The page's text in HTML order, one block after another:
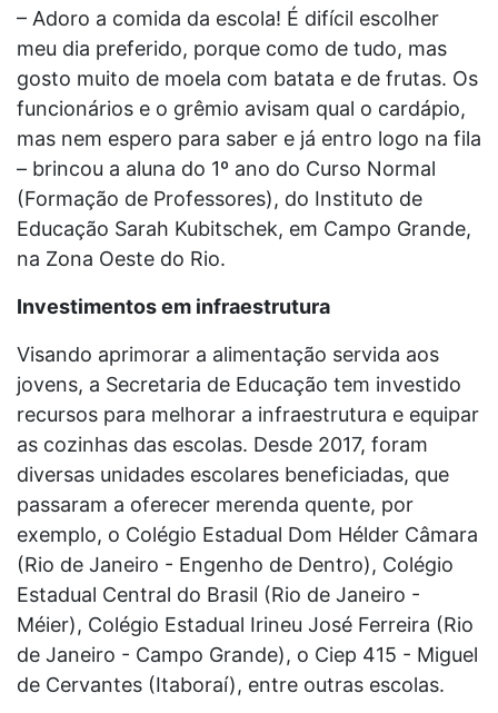
– Adoro a comida da escola! É difícil escolher
meu dia preferido, porque como de tudo, mas
gosto muito de moela com batata e de frutas. Os
funcionários e o grêmio avisam qual o cardápio,
mas nem espero para saber e já entro logo na fila
– brincou a aluna do 1º ano do Curso Normal
(Formação de Professores), do Instituto de
Educação Sarah Kubitschek, em Campo Grande,
na Zona Oeste do Rio.
Investimentos em infraestrutura
Visando aprimorar a alimentação servida aos
jovens, a Secretaria de Educação tem investido
recursos para melhorar a infraestrutura e equipar
as cozinhas das escolas. Desde 2017, foram
diversas unidades escolares beneficiadas, que
passaram a oferecer merenda quente, por
exemplo, o Colégio Estadual Dom Hélder Câmara
(Rio de Janeiro - Engenho de Dentro), Colégio
Estadual Central do Brasil (Rio de Janeiro -
Méier), Colégio Estadual Irineu José Ferreira (Rio
de Janeiro - Campo Grande), o Ciep 415 - Miguel
de Cervantes (Itaboraí), entre outras escolas.